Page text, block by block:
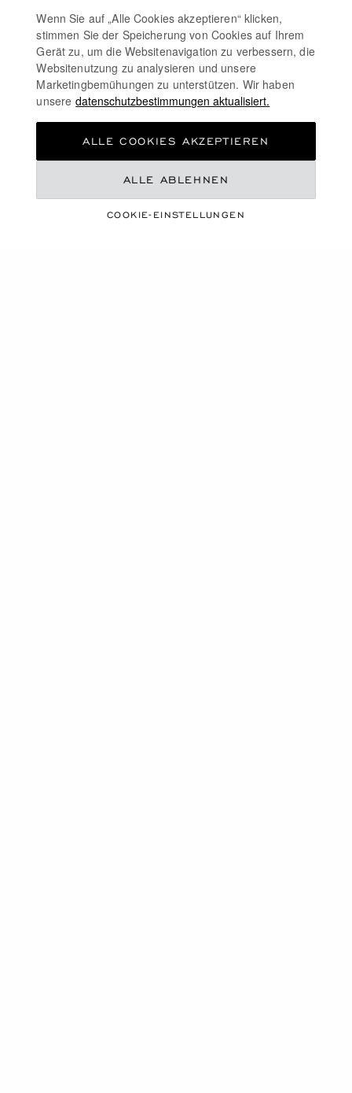
KOLLEKTION
ICE CUBE
Wenn Sie auf „Alle Cookies akzeptieren“ klicken,
stimmen Sie der Speicherung von Cookies auf Ihrem
Gerät zu, um die Websitenavigation zu verbessern, die
Websitenutzung zu analysieren und unsere
Marketingbemühungen zu unterstützen. Wir haben
unsere datenschutzbestimmungen aktualisiert.
COOKIE-EINSTELLUNGEN
ALLE ABLEHNEN
ALLE COOKIES AKZEPTIEREN